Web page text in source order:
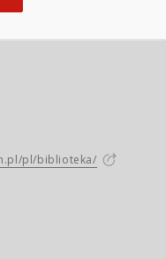
pl/biblioteka/